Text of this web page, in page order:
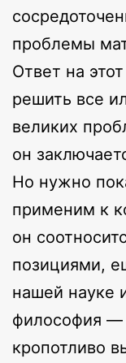
проблемы
Ответ на
решить все
великих
он
Но нужно
применим к
он
позициями,
нашей науке
философия —
кропотливо